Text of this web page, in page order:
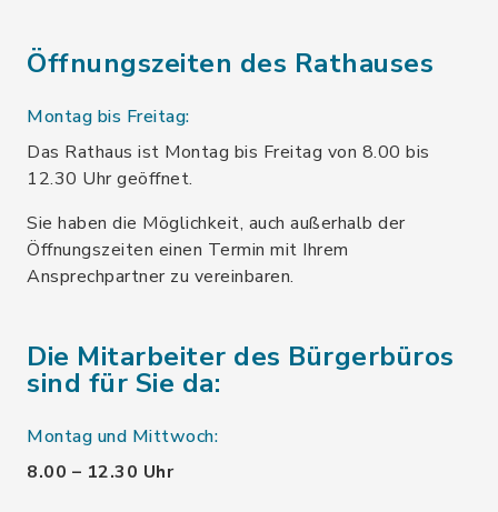
Öffnungszeiten des Rathauses
Montag bis Freitag:
Das Rathaus ist Montag bis Freitag von 8.00 bis
12.30 Uhr geöffnet.
Sie haben die Möglichkeit, auch außerhalb der
Öffnungszeiten einen Termin mit Ihrem
Ansprechpartner zu vereinbaren.
Die Mitarbeiter des Bürgerbüros
sind für Sie da:
Montag und Mittwoch:
8.00 – 12.30 Uhr